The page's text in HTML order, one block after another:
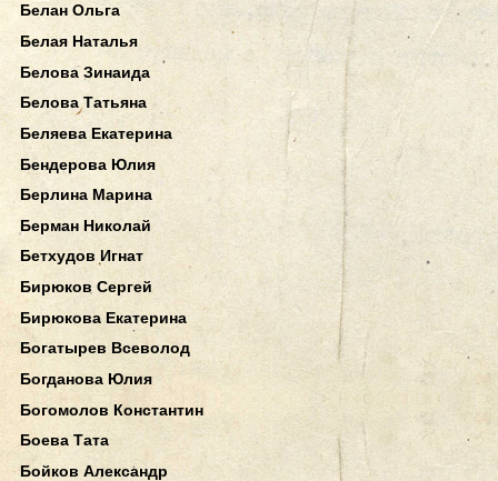
Белан Ольга
Белая Наталья
Белова Зинаида
Белова Татьяна
Беляева Екатерина
Бендерова Юлия
Берлина Марина
Берман Николай
Бетхудов Игнат
Бирюков Сергей
Бирюкова Екатерина
Богатырев Всеволод
Богданова Юлия
Богомолов Константин
Боева Тата
Бойков Александр